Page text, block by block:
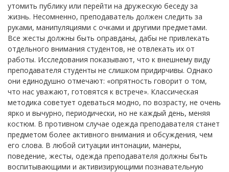
утомить публику или перейти на дружескую беседу за
жизнь. Несомненно, преподаватель должен следить за
руками, манипуляциями с очками и другими предметами.
Все жесты должны быть оправданы, дабы не привлекать
отдельного внимания студентов, не отвлекать их от
работы. Исследования показывают, что к внешнему виду
преподавателя студенты не слишком придирчивы. Однако
они единодушно отмечают: «опрятность говорит о том,
что нас уважают, готовятся к встрече». Классическая
методика советует одеваться модно, по возрасту, не очень
ярко и вычурно, периодически, но не каждый день, меняя
костюм. В противном случае одежда преподавателя станет
предметом более активного внимания и обсуждения, чем
его слова. В любой ситуации интонации, манеры,
поведение, жесты, одежда преподавателя должны быть
воспитывающими и активизирующими познавательную